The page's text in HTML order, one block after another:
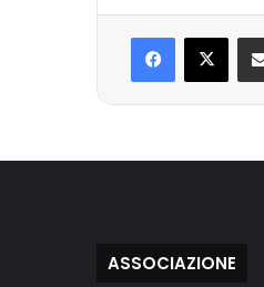
ASSOCIAZIONE